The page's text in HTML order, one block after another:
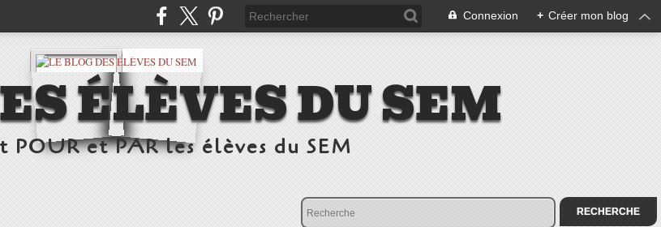
Connexion + Créer mon blog
ÉLÈVES DU SEM
et PAR les élèves du SEM